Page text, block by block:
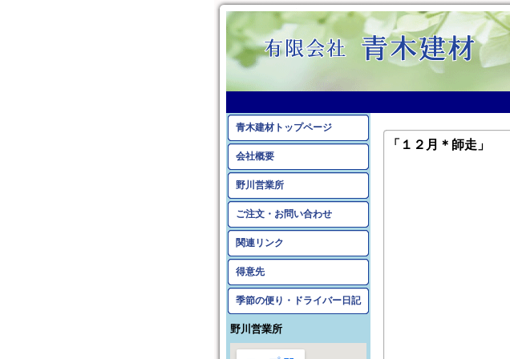
青木建材トップページ
会社概要
野川営業所
ご注文・お問い合わせ
関連リンク
得意先
季節の便り・ドライバー日記
野川営業所
「１２月＊師走」